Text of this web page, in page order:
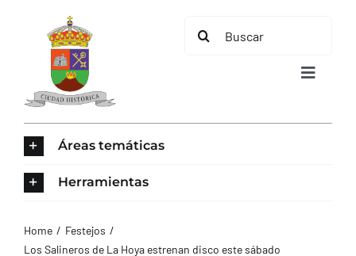
contenido
Buscar:
Toggle
Áreas temáticas
Herramientas
Home
Festejos
Los Salineros de La Hoya estrenan disco este sábado